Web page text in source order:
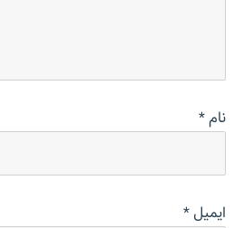
نام*
ایمیل*